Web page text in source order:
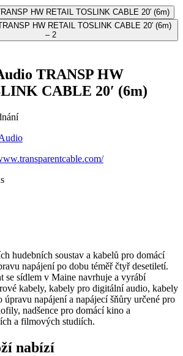
TRANSP HW
CABLE 20′ (6m)
hudebních soustav a kabelů pro domácí
napájení po dobu téměř čtyř desetiletí.
se sídlem v Maine navrhuje a vyrábí
kabely, kabely pro digitální audio, kabely
napájení a napájecí šňůry určené pro
nadšence pro domácí kino a
a filmových studiích.
nabízí